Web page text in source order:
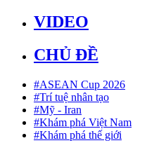
VIDEO
CHỦ ĐỀ
#ASEAN Cup 2026
#Trí tuệ nhân tạo
#Mỹ - Iran
#Khám phá Việt Nam
#Khám phá thế giới